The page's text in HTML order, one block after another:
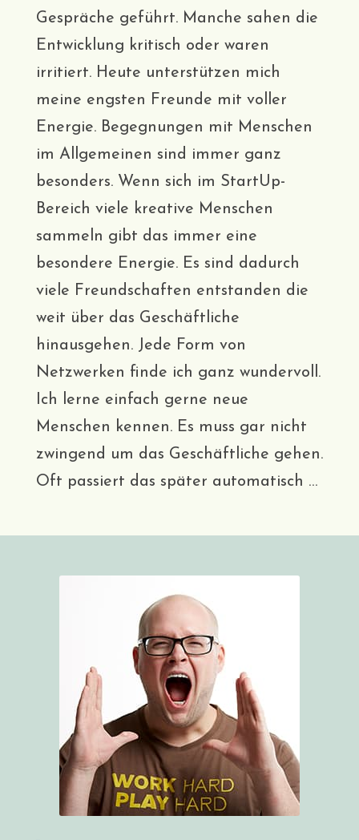
Gespräche geführt. Manche sahen die
Entwicklung kritisch oder waren
irritiert. Heute unterstützen mich
meine engsten Freunde mit voller
Energie. Begegnungen mit Menschen
im Allgemeinen sind immer ganz
besonders. Wenn sich im StartUp-
Bereich viele kreative Menschen
sammeln gibt das immer eine
besondere Energie. Es sind dadurch
viele Freundschaften entstanden die
weit über das Geschäftliche
hinausgehen. Jede Form von
Netzwerken finde ich ganz wundervoll.
Ich lerne einfach gerne neue
Menschen kennen. Es muss gar nicht
zwingend um das Geschäftliche gehen.
Oft passiert das später automatisch …